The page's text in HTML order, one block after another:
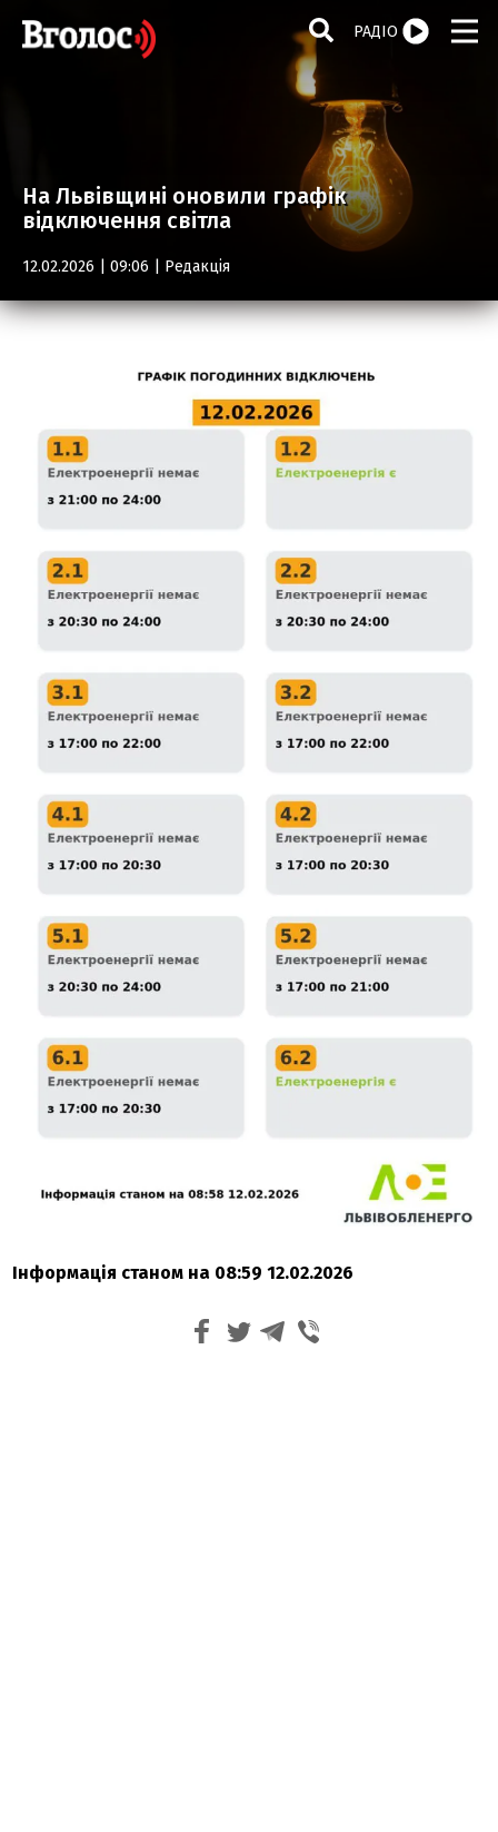
РАДІО
На Львівщині оновили графік
відключення світла
12.02.2026 | 09:06 | Редакція
Інформація станом на 08:59 12.02.2026